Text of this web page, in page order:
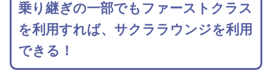
乗り継ぎの一部でもファーストクラス
を利用すれば、サクララウンジを利用
できる！